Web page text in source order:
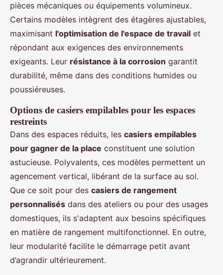
pièces mécaniques ou équipements volumineux.
Certains modèles intègrent des étagères ajustables,
maximisant l'optimisation de l'espace de travail et
répondant aux exigences des environnements
exigeants. Leur résistance à la corrosion garantit
durabilité, même dans des conditions humides ou
poussiéreuses.
Options de casiers empilables pour les espaces
restreints
Dans des espaces réduits, les casiers empilables
pour gagner de la place constituent une solution
astucieuse. Polyvalents, ces modèles permettent un
agencement vertical, libérant de la surface au sol.
Que ce soit pour des casiers de rangement
personnalisés dans des ateliers ou pour des usages
domestiques, ils s'adaptent aux besoins spécifiques
en matière de rangement multifonctionnel. En outre,
leur modularité facilite le démarrage petit avant
d’agrandir ultérieurement.